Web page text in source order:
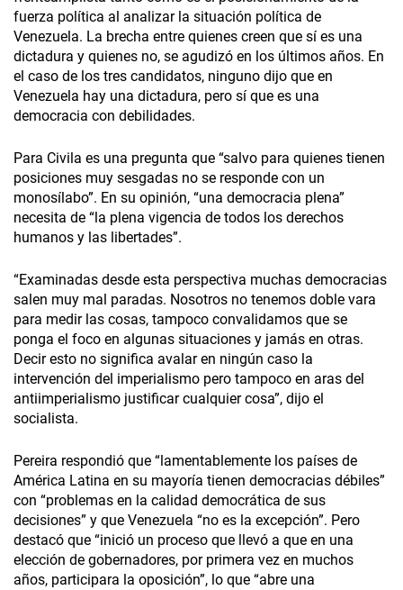
fuerza política al analizar la situación política de
Venezuela. La brecha entre quienes creen que sí es una
dictadura y quienes no, se agudizó en los últimos años. En
el caso de los tres candidatos, ninguno dijo que en
Venezuela hay una dictadura, pero sí que es una
democracia con debilidades.
Para Civila es una pregunta que “salvo para quienes tienen
posiciones muy sesgadas no se responde con un
monosílabo”. En su opinión, “una democracia plena”
necesita de “la plena vigencia de todos los derechos
humanos y las libertades”.
“Examinadas desde esta perspectiva muchas democracias
salen muy mal paradas. Nosotros no tenemos doble vara
para medir las cosas, tampoco convalidamos que se
ponga el foco en algunas situaciones y jamás en otras.
Decir esto no significa avalar en ningún caso la
intervención del imperialismo pero tampoco en aras del
antiimperialismo justificar cualquier cosa”, dijo el
socialista.
Pereira respondió que “lamentablemente los países de
América Latina en su mayoría tienen democracias débiles”
con “problemas en la calidad democrática de sus
decisiones” y que Venezuela “no es la excepción”. Pero
destacó que “inició un proceso que llevó a que en una
elección de gobernadores, por primera vez en muchos
años, participara la oposición”, lo que “abre una